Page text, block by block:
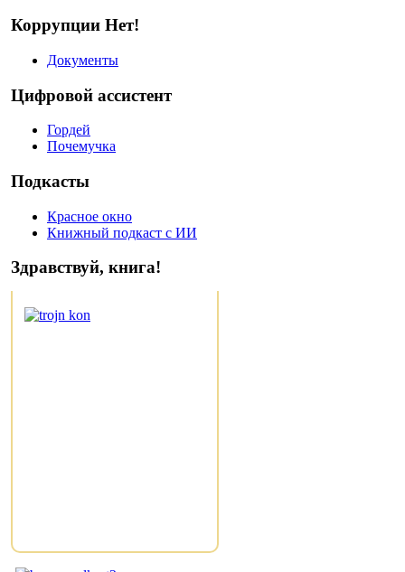
Коррупции Нет!
Документы
Цифровой ассистент
Гордей
Почемучка
Подкасты
Красное окно
Книжный подкаст с ИИ
Здравствуй, книга!